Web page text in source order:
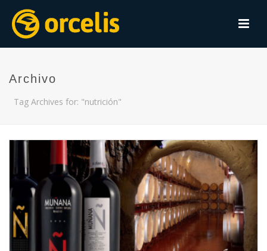
Archivo
Tag Archives for: "nutrición"